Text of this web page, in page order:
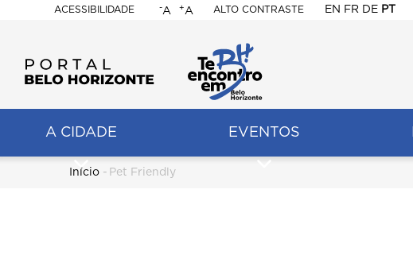
ACESSIBILIDADE
BELO
HORIZONTE
-A +A ALTO CONTRASTE EN FR DE PT
A CIDADE EVENTOS
Trilha
Início - Pet Friendly